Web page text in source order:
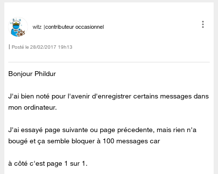
witz contributeur occasionnel
Posté le ‎28/02/2017 19h13
Bonjour Phildur
J'ai bien noté pour l'avenir d'enregistrer certains messages dans
mon ordinateur.
J'ai essayé page suivante ou page précedente, mais rien n'a
bougé et ça semble bloquer à 100 messages car
à côté c'est page 1 sur 1.